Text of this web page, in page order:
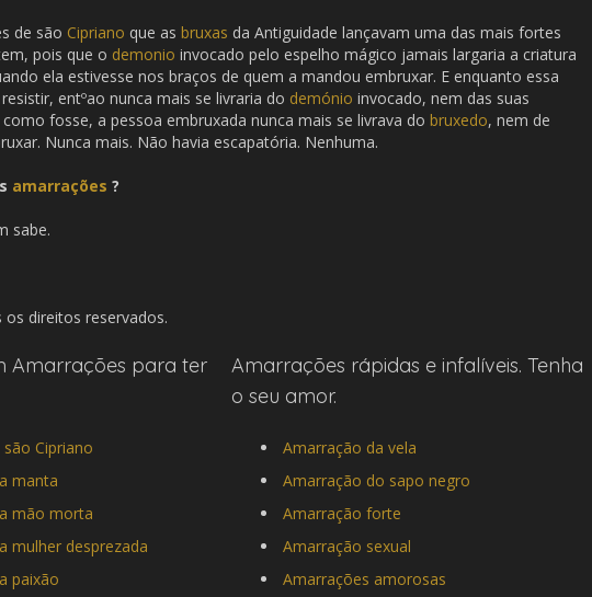
de são Cipriano que as bruxas da Antiguidade lançavam uma das mais fortes
pois que o demonio invocado pelo espelho mágico jamais largaria a criatura
ela estivesse nos braços de quem a mandou embruxar. E enquanto essa
entºao nunca mais se livraria do demónio invocado, nem das suas
fosse, a pessoa embruxada nunca mais se livrava do bruxedo, nem de
Nunca mais. Não havia escapatória. Nenhuma.
amarrações ?
sabe.
os direitos reservados.
Amarrações para ter
Cipriano
manta
mão morta
mulher desprezada
paixão
Amarrações rápidas e infalíveis. Tenha
o seu amor.
Amarração da vela
Amarração do sapo negro
Amarração forte
Amarração sexual
Amarrações amorosas